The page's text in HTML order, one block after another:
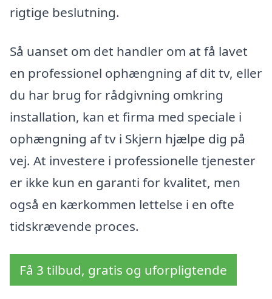
rigtige beslutning.
Så uanset om det handler om at få lavet
en professionel ophængning af dit tv, eller
du har brug for rådgivning omkring
installation, kan et firma med speciale i
ophængning af tv i Skjern hjælpe dig på
vej. At investere i professionelle tjenester
er ikke kun en garanti for kvalitet, men
også en kærkommen lettelse i en ofte
tidskrævende proces.
Få 3 tilbud, gratis og uforpligtende